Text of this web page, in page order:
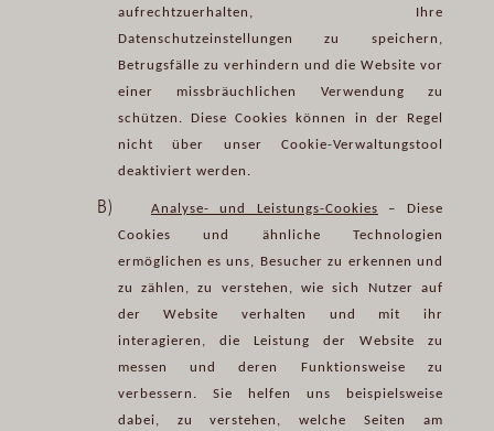
aufrechtzuerhalten, Ihre
Datenschutzeinstellungen zu speichern,
Betrugsfälle zu verhindern und die Website vor
einer missbräuchlichen Verwendung zu
schützen. Diese Cookies können in der Regel
nicht über unser Cookie-Verwaltungstool
deaktiviert werden.
B) Analyse- und Leistungs-Cookies – Diese
Cookies und ähnliche Technologien
ermöglichen es uns, Besucher zu erkennen und
zu zählen, zu verstehen, wie sich Nutzer auf
der Website verhalten und mit ihr
interagieren, die Leistung der Website zu
messen und deren Funktionsweise zu
verbessern. Sie helfen uns beispielsweise
dabei, zu verstehen, welche Seiten am